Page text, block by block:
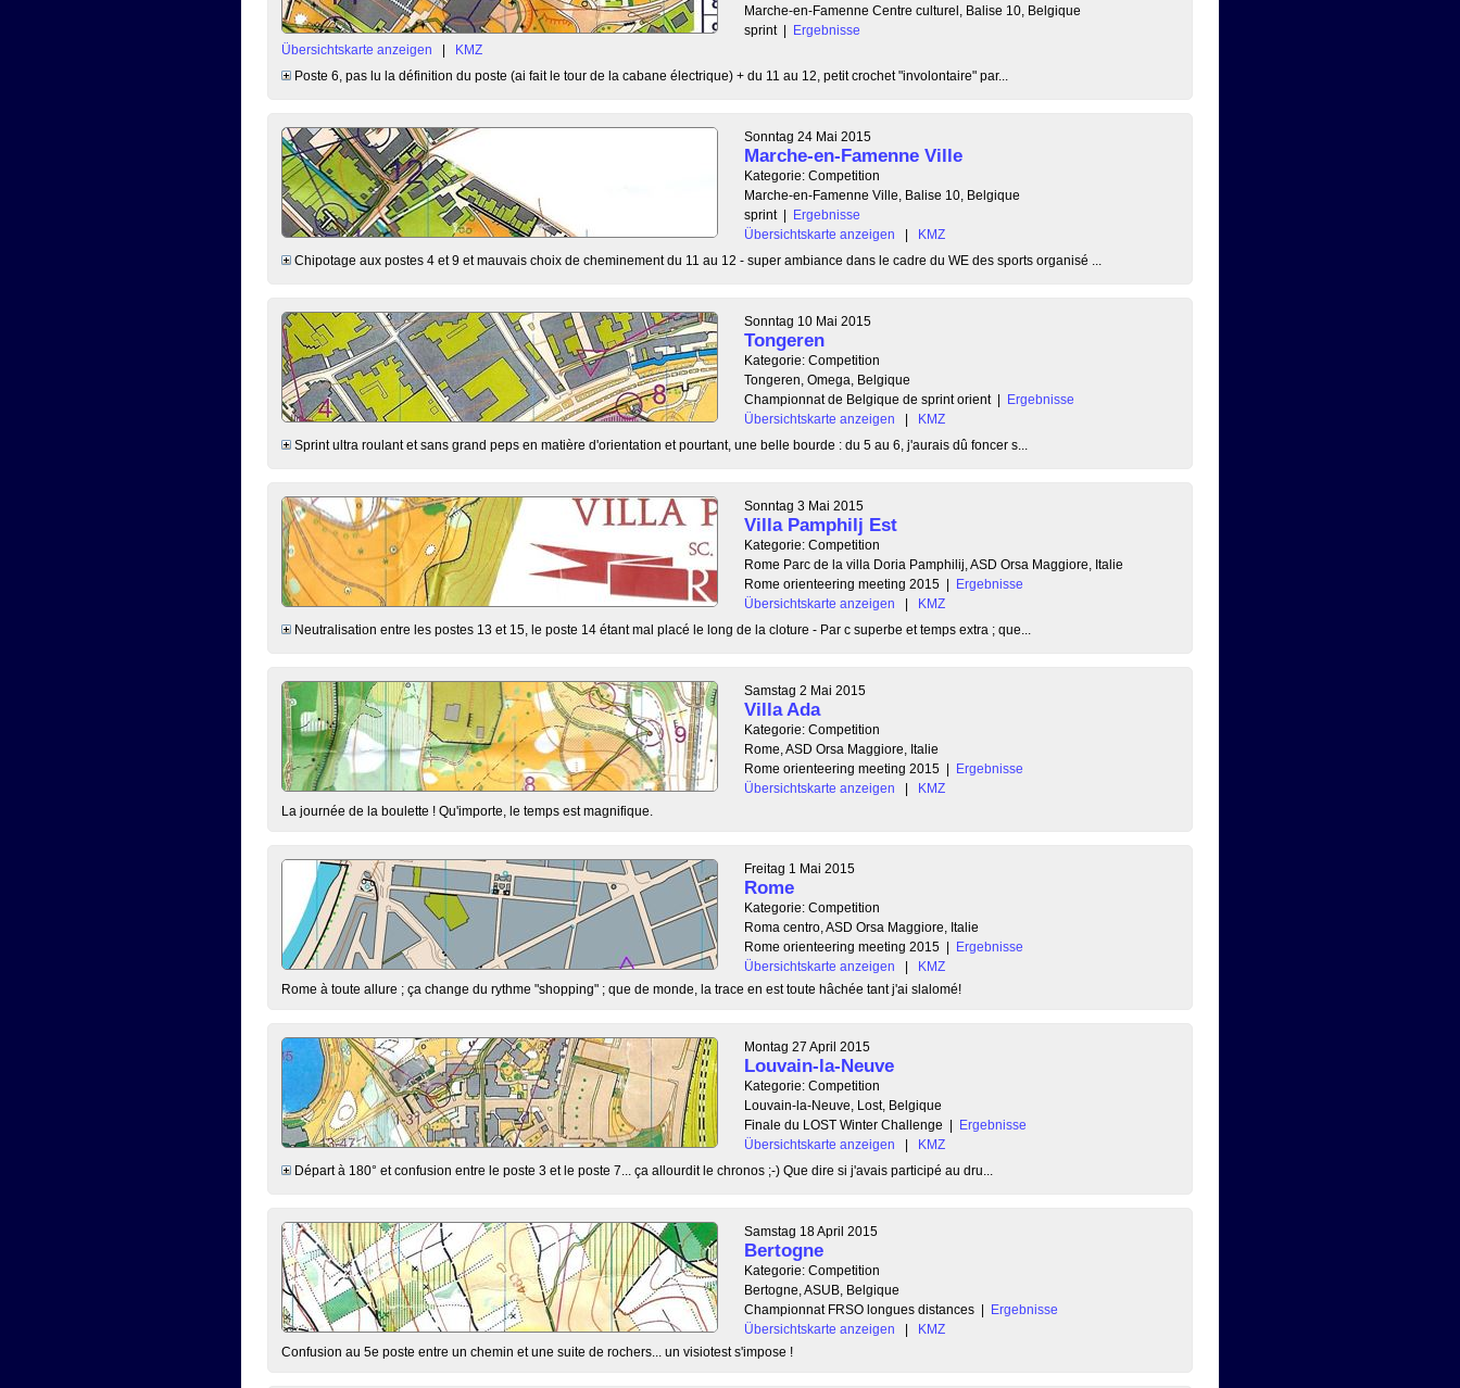
Marche-en-Famenne Centre culturel, Balise 10, Belgique
sprint | Ergebnisse
Übersichtskarte anzeigen
|
KMZ
Poste 6, pas lu la définition du poste (ai fait le tour de la cabane électrique) + du 11 au 12, petit crochet "involontaire" par...
Sonntag 24 Mai 2015
Marche-en-Famenne Ville
Kategorie: Competition
Marche-en-Famenne Ville, Balise 10, Belgique
sprint | Ergebnisse
Übersichtskarte anzeigen
|
KMZ
Chipotage aux postes 4 et 9 et mauvais choix de cheminement du 11 au 12 - super ambiance dans le cadre du WE des sports organisé ...
Sonntag 10 Mai 2015
Tongeren
Kategorie: Competition
Tongeren, Omega, Belgique
Championnat de Belgique de sprint orient | Ergebnisse
Übersichtskarte anzeigen
|
KMZ
Sprint ultra roulant et sans grand peps en matière d'orientation et pourtant, une belle bourde : du 5 au 6, j'aurais dû foncer s...
Sonntag 3 Mai 2015
Villa Pamphilj Est
Kategorie: Competition
Rome Parc de la villa Doria Pamphilij, ASD Orsa Maggiore, Italie
Rome orienteering meeting 2015 | Ergebnisse
Übersichtskarte anzeigen
|
KMZ
Neutralisation entre les postes 13 et 15, le poste 14 étant mal placé le long de la cloture - Par c superbe et temps extra ; que...
Samstag 2 Mai 2015
Villa Ada
Kategorie: Competition
Rome, ASD Orsa Maggiore, Italie
Rome orienteering meeting 2015 | Ergebnisse
Übersichtskarte anzeigen
|
KMZ
La journée de la boulette ! Qu'importe, le temps est magnifique.
Freitag 1 Mai 2015
Rome
Kategorie: Competition
Roma centro, ASD Orsa Maggiore, Italie
Rome orienteering meeting 2015 | Ergebnisse
Übersichtskarte anzeigen
|
KMZ
Rome à toute allure ; ça change du rythme "shopping" ; que de monde, la trace en est toute hâchée tant j'ai slalomé!
Montag 27 April 2015
Louvain-la-Neuve
Kategorie: Competition
Louvain-la-Neuve, Lost, Belgique
Finale du LOST Winter Challenge | Ergebnisse
Übersichtskarte anzeigen
|
KMZ
Départ à 180° et confusion entre le poste 3 et le poste 7... ça allourdit le chronos ;-) Que dire si j'avais participé au dru...
Samstag 18 April 2015
Bertogne
Kategorie: Competition
Bertogne, ASUB, Belgique
Championnat FRSO longues distances | Ergebnisse
Übersichtskarte anzeigen
|
KMZ
Confusion au 5e poste entre un chemin et une suite de rochers... un visiotest s'impose !